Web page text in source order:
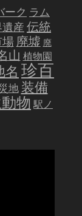
ーク ラム
産伝統
廃墟 廃
山 植物園
名 珍百
地 装備
物 駅ノ